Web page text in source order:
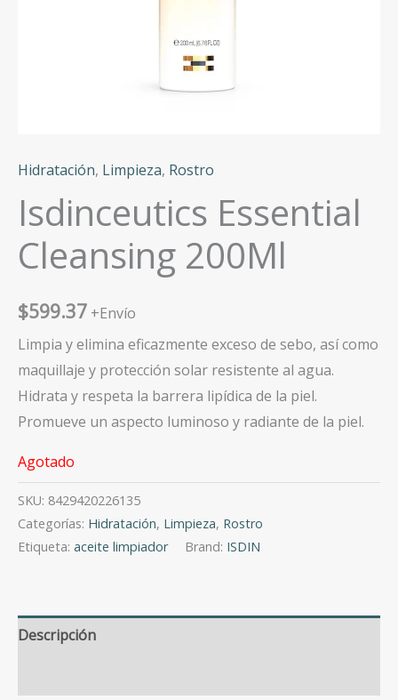
Hidratación, Limpieza, Rostro
Isdinceutics Essential
Cleansing 200Ml
$599.37 +Envío
Limpia y elimina eficazmente exceso de sebo, así como
maquillaje y protección solar resistente al agua.
Hidrata y respeta la barrera lipídica de la piel.
Promueve un aspecto luminoso y radiante de la piel.
Agotado
SKU: 8429420226135
Categorías: Hidratación, Limpieza, Rostro
Etiqueta: aceite limpiador Brand: ISDIN
Descripción